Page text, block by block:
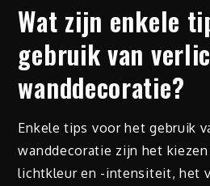
Wat zijn enkele
gebruik van
wanddecoratie?
Enkele tips voor het gebruik
wanddecoratie zijn het
lichtkleur en -intensiteit, het